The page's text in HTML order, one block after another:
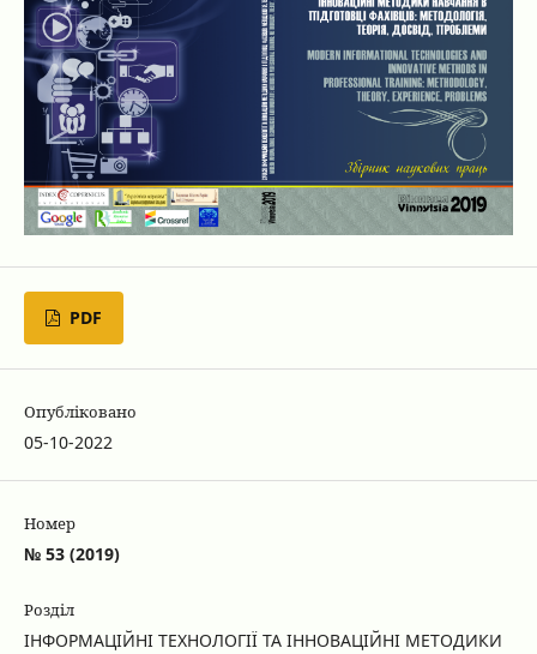
PDF
Опубліковано
05-10-2022
Номер
№ 53 (2019)
Розділ
ІНФОРМАЦІЙНІ ТЕХНОЛОГІЇ ТА ІННОВАЦІЙНІ МЕТОДИКИ